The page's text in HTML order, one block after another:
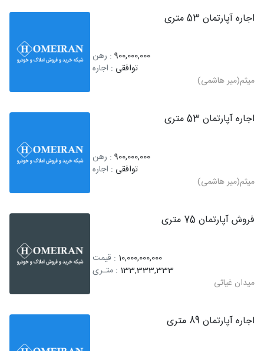
اجاره آپارتمان 53 متری
900,000,000 : رهن
توافقی : اجاره
میثم(میر هاشمی)
اجاره آپارتمان 53 متری
900,000,000 : رهن
توافقی : اجاره
میثم(میر هاشمی)
فروش آپارتمان 75 متری
10,000,000,000 : قیمت
133,333,333 : متـری
میدان غیاثی
اجاره آپارتمان 89 متری